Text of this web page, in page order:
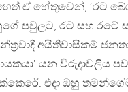
ඒ හේතුවෙන්, ‘රට
පවුලට, රට සහ රටේ
අයිතිවාසිකම්
යන විරුදාවලිය
එදා ඔහු